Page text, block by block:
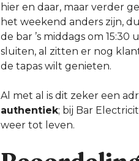
hier en daar, maar verder
het weekend anders zijn,
de bar ’s middags om
sluiten, al zitten er nog
de tapas wilt genieten.
Al met al is dit zeker een
authentiek; bij Bar
weer tot leven.